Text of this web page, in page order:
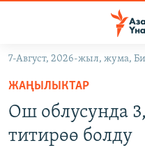
Навигацияга
өтүңүз
Издөөгө
салыңыз
КЫРГЫЗСТАН
КЫРГЫЗСТАН
УКРАИНА
7-Август, 2026-жыл, жума,
ЖАҢЫЛЫКТАР
Ош облусунда
титирөө болду